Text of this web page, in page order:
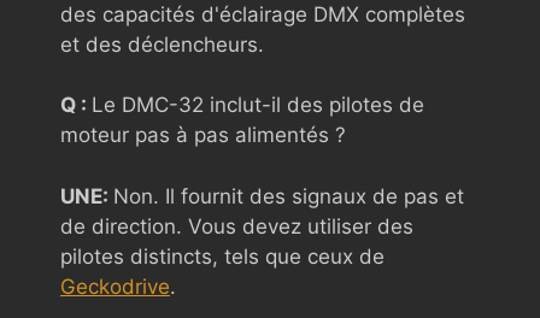
des capacités d'éclairage DMX complètes
et des déclencheurs.
Q : Le DMC-32 inclut-il des pilotes de
moteur pas à pas alimentés ?
UNE: Non. Il fournit des signaux de pas et
de direction. Vous devez utiliser des
pilotes distincts, tels que ceux de
Geckodrive.